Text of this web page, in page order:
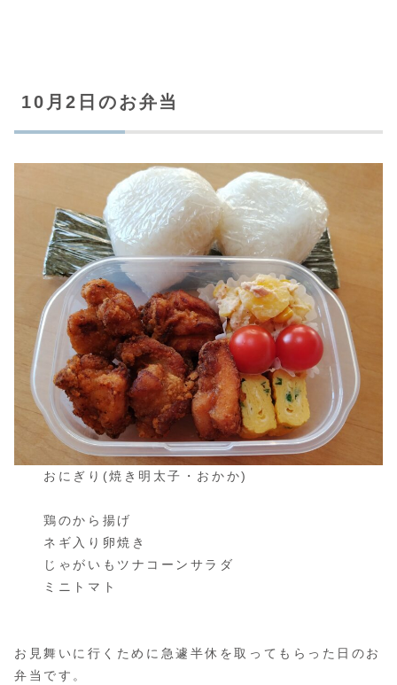
10月2日のお弁当
おにぎり(焼き明太子・おかか)
鶏のから揚げ
ネギ入り卵焼き
じゃがいもツナコーンサラダ
ミニトマト
お見舞いに行くために急遽半休を取ってもらった日のお
弁当です。